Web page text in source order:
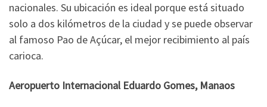
nacionales. Su ubicación es ideal porque está situado
solo a dos kilómetros de la ciudad y se puede observar
al famoso Pao de Açúcar, el mejor recibimiento al país
carioca.
Aeropuerto Internacional Eduardo Gomes, Manaos